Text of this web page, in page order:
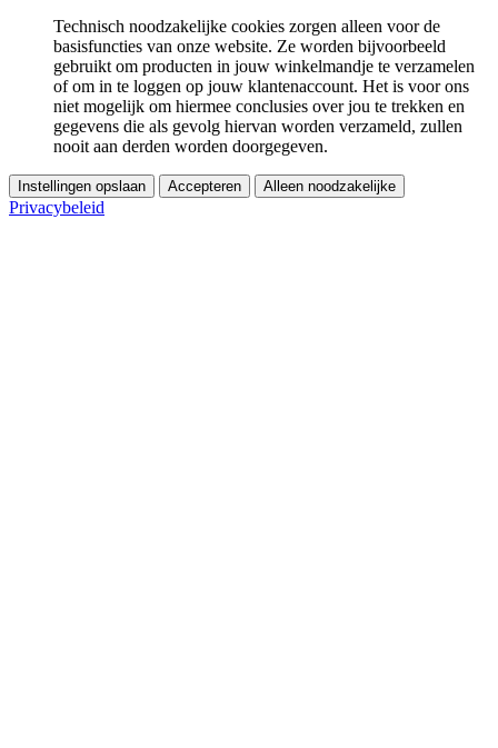
Technisch noodzakelijke cookies zorgen alleen voor de
basisfuncties van onze website. Ze worden bijvoorbeeld
gebruikt om producten in jouw winkelmandje te verzamelen
of om in te loggen op jouw klantenaccount. Het is voor ons
niet mogelijk om hiermee conclusies over jou te trekken en
gegevens die als gevolg hiervan worden verzameld, zullen
nooit aan derden worden doorgegeven.
Instellingen opslaan Accepteren Alleen noodzakelijke
Privacybeleid